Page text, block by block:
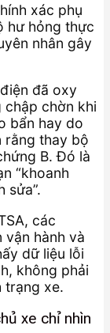
xác phụ
hư hỏng thực
nhân gây
đã oxy
chập chờn khi
bẩn hay do
rằng thay bộ
B. Đó là
“khoanh
sửa”.
các
vận hành và
dữ liệu lỗi
không phải
trạng xe.
xe chỉ nhìn